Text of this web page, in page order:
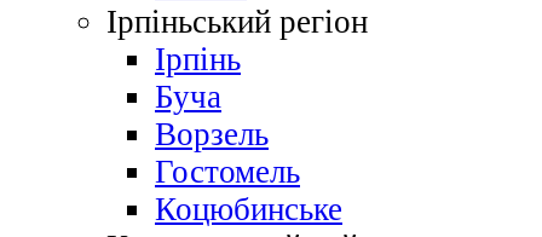
Ірпіньський регіон
Ірпінь
Буча
Ворзель
Гостомель
Коцюбинське